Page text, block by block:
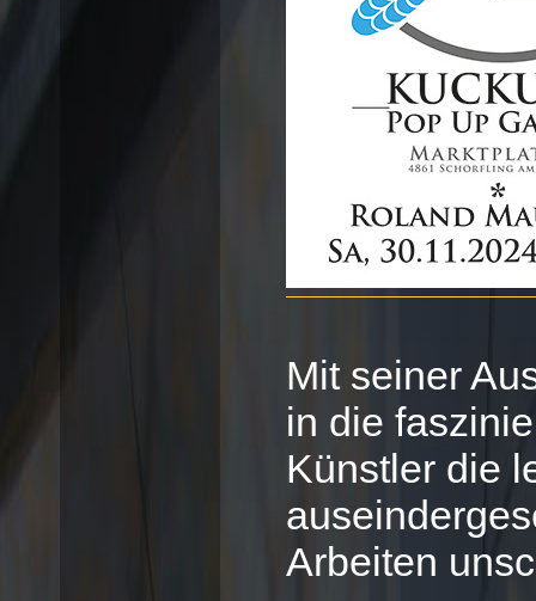
Mit seiner
in die
Künstler die
Arbeiten